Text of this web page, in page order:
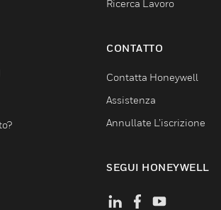
Ricerca Lavoro
CONTATTO
Contatta Honeywell
Assistenza
Annullate L’iscrizione
SEGUI HONEYWELL